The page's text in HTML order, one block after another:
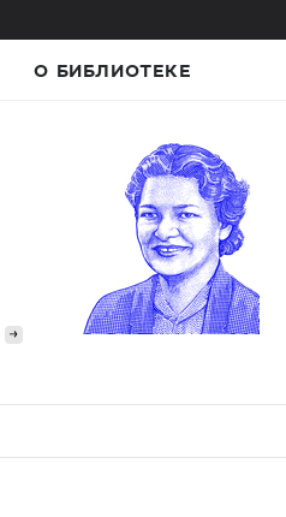
О БИБЛИОТЕКЕ